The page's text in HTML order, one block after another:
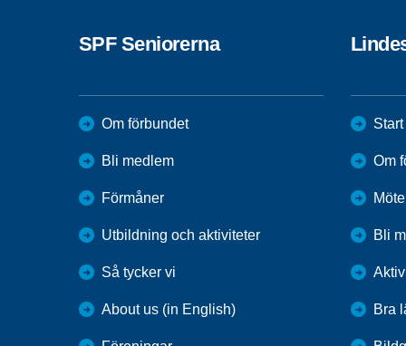
SPF Seniorerna
Om förbundet
Bli medlem
Förmåner
Utbildning och aktiviteter
Så tycker vi
About us (in English)
Start
Om
Bli
Bra